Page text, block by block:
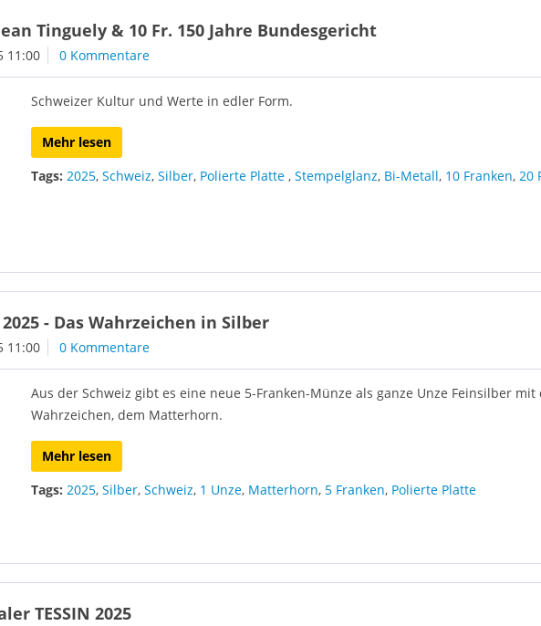
Tinguely & 10 Fr. 150 Jahre Bundesgericht
11:00 0 Kommentare
Schweizer Kultur und Werte in edler Form.
Mehr lesen
Tags: 2025,Schweiz,Silber, Polierte Platte,Stempelglanz, Bi-Metall, 10 Franken,20
- Das Wahrzeichen in Silber
11:00 0 Kommentare
Aus der Schweiz gibt es eine neue 5-Franken-Münze als ganze Unze Feinsilber mit
Wahrzeichen, dem Matterhorn.
Mehr lesen
Tags: 2025,Silber,Schweiz, 1 Unze, Matterhorn, 5 Franken, Polierte Platte
TESSIN 2025